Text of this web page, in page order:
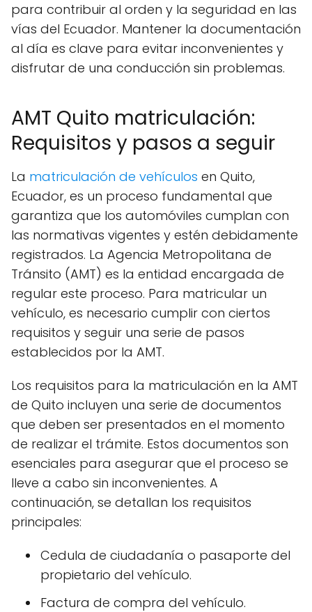
para contribuir al orden y la seguridad en las
vías del Ecuador. Mantener la documentación
al día es clave para evitar inconvenientes y
disfrutar de una conducción sin problemas.
AMT Quito matriculación:
Requisitos y pasos a seguir
La matriculación de vehículos en Quito,
Ecuador, es un proceso fundamental que
garantiza que los automóviles cumplan con
las normativas vigentes y estén debidamente
registrados. La Agencia Metropolitana de
Tránsito (AMT) es la entidad encargada de
regular este proceso. Para matricular un
vehículo, es necesario cumplir con ciertos
requisitos y seguir una serie de pasos
establecidos por la AMT.
Los requisitos para la matriculación en la AMT
de Quito incluyen una serie de documentos
que deben ser presentados en el momento
de realizar el trámite. Estos documentos son
esenciales para asegurar que el proceso se
lleve a cabo sin inconvenientes. A
continuación, se detallan los requisitos
principales:
Cedula de ciudadanía o pasaporte del
propietario del vehículo.
Factura de compra del vehículo.